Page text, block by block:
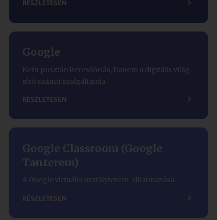
RÉSZLETESEN
Google
Nem pusztán keresőóriás, hanem a digitális világ
első számú szolgáltatója.
RÉSZLETESEN
Google Classroom (Google
Tanterem)
A Google virtuális osztályterem-alkalmazása.
RÉSZLETESEN